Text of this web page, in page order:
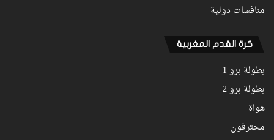
منافسات دولية
كرة القدم المغربية
بطولة برو 1
بطولة برو 2
هواة
محترفون